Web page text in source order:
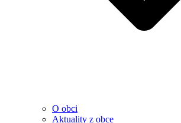
O obci
Aktuality z obce